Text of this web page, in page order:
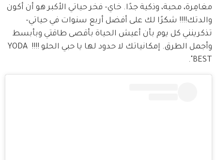
مغامِرة، محبة، وذكية جدًا. خاي- فخر حياتي الأكبر هو أن أكون
والدتك!!!! شكرًا لك على أفضل أربع سنوات في حياتي-
تذكرينني كل يوم بأن أعيش الحياة بأقصى طاقتي وبأبسط
وأجمل الطرق. إمكانياتك لا حدود لها يا حبي الحلو !!!! YODA
BEST".